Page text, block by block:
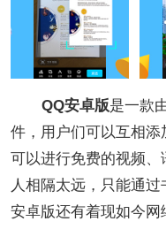
QQ安卓版是一款
件，用户们可以互相
可以进行免费的视频
人相隔太远，只能通
安卓版还有着现如今